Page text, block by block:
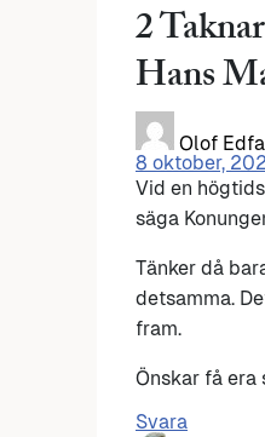
2
Hans
Olof
8 oktober,
Vid en
säga
Tänker då
detsamma.
fram.
Önskar få era
Svara